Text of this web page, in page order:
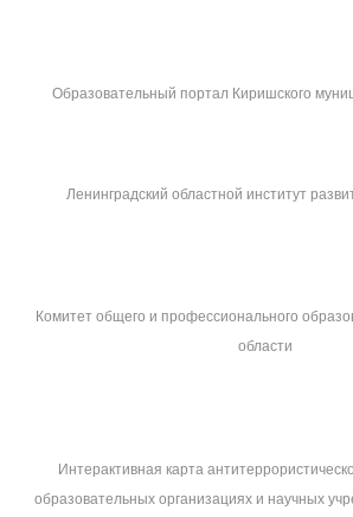
Образовательный портал Киришского
Ленинградский областной институт
Комитет общего и профессионального
области
Интерактивная карта
образовательных организациях и научных